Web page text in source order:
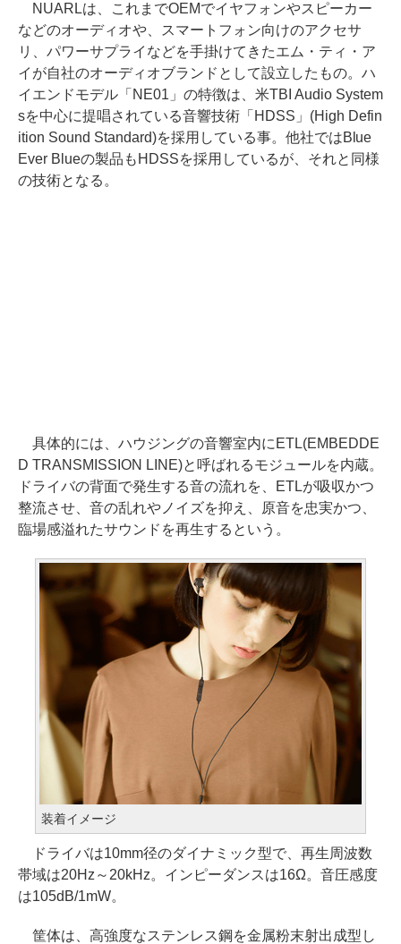
NUARLは、これまでOEMでイヤフォンやスピーカー
などのオーディオや、スマートフォン向けのアクセサ
リ、パワーサプライなどを手掛けてきたエム・ティ・ア
イが自社のオーディオブランドとして設立したもの。ハ
イエンドモデル「NE01」の特徴は、米TBI Audio System
sを中心に提唱されている音響技術「HDSS」(High Defin
ition Sound Standard)を採用している事。他社ではBlue
Ever Blueの製品もHDSSを採用しているが、それと同様
の技術となる。
具体的には、ハウジングの音響室内にETL(EMBEDDE
D TRANSMISSION LINE)と呼ばれるモジュールを内蔵。
ドライバの背面で発生する音の流れを、ETLが吸収かつ
整流させ、音の乱れやノイズを抑え、原音を忠実かつ、
臨場感溢れたサウンドを再生するという。
装着イメージ
ドライバは10mm径のダイナミック型で、再生周波数
帯域は20Hz～20kHz。インピーダンスは16Ω。音圧感度
は105dB/1mW。
筐体は、高強度なステンレス鋼を金属粉末射出成型し